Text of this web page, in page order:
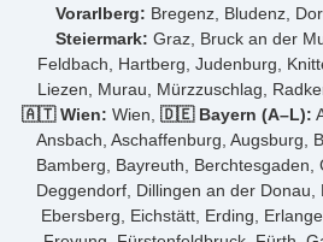
Vorarlberg: Bregenz, Bludenz,
Steiermark: Graz, Bruck an der
Feldbach, Hartberg, Judenburg,
Liezen, Murau, Mürzzuschlag,
🇦🇹 Wien: Wien, 🇩🇪 Bayern (A–L):
Ansbach, Aschaffenburg, Augsburg,
Bamberg, Bayreuth, Berchtesgaden,
Deggendorf, Dillingen an der Donau,
Ebersberg, Eichstätt, Erding,